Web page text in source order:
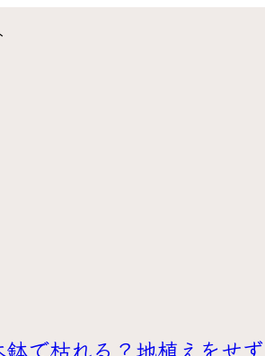
で枯れる？地植えをせ